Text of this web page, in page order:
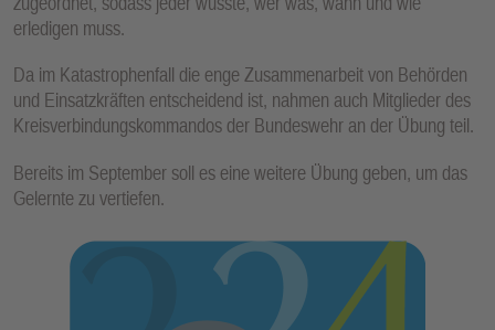
erledigen muss.
Da im Katastrophenfall die enge Zusammenarbeit von Behörden
und Einsatzkräften entscheidend ist, nahmen auch Mitglieder des
Kreisverbindungskommandos der Bundeswehr an der Übung teil.
Bereits im September soll es eine weitere Übung geben, um das
Gelernte zu vertiefen.